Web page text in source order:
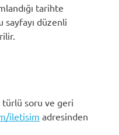
tarihte
sayfayı düzenli
türlü soru ve geri
iletisim adresinden